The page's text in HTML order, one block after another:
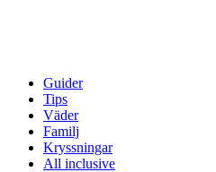
Guider
Tips
Väder
Familj
Kryssningar
All inclusive